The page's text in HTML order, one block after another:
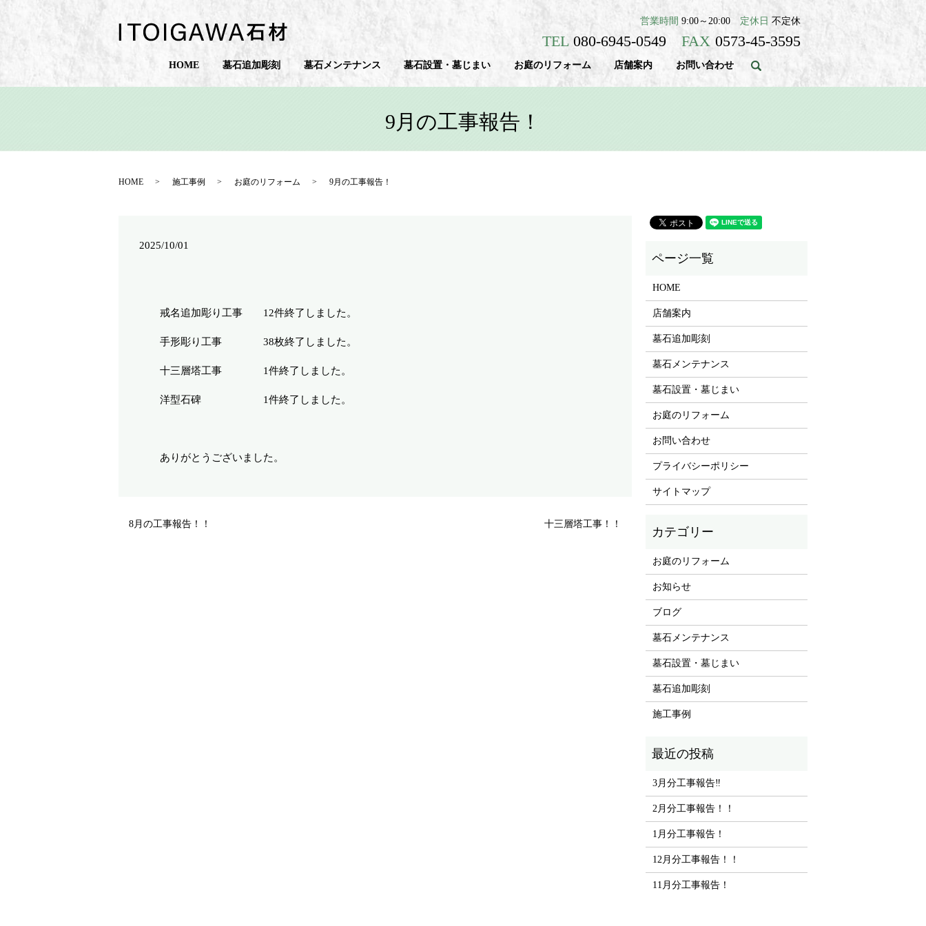
HOME 墓石追加彫刻 墓石メンテナンス 墓石設置・墓じまい お庭のリフォーム 店舗案内 お問い合わせ search
営業時間 9:00～20:00 定休日 不定休
TEL 080-6945-0549FAX 0573-45-3595
9月の工事報告！
HOME 施工事例 お庭のリフォーム 9月の工事報告！
2025/10/01
戒名追加彫り工事 12件終了しました。
手形彫り工事 38枚終了しました。
十三層塔工事 1件終了しました。
洋型石碑 1件終了しました。
ありがとうございました。
8月の工事報告！！ 十三層塔工事！！
HOME
店舗案内
墓石追加彫刻
墓石メンテナンス
墓石設置・墓じまい
お庭のリフォーム
お問い合わせ
プライバシーポリシー
サイトマップ
お庭のリフォーム
お知らせ
ブログ
墓石メンテナンス
墓石設置・墓じまい
墓石追加彫刻
施工事例
3月分工事報告‼
2月分工事報告！！
1月分工事報告！
12月分工事報告！！
11月分工事報告！